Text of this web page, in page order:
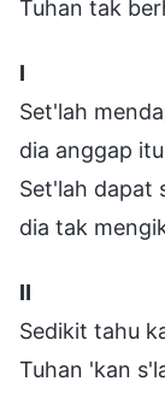
Tuhan tak
Ⅰ
Set'lah
dia anggap
Set'lah dapat
dia tak
Ⅱ
Sedikit tahu
Tuhan 'kan